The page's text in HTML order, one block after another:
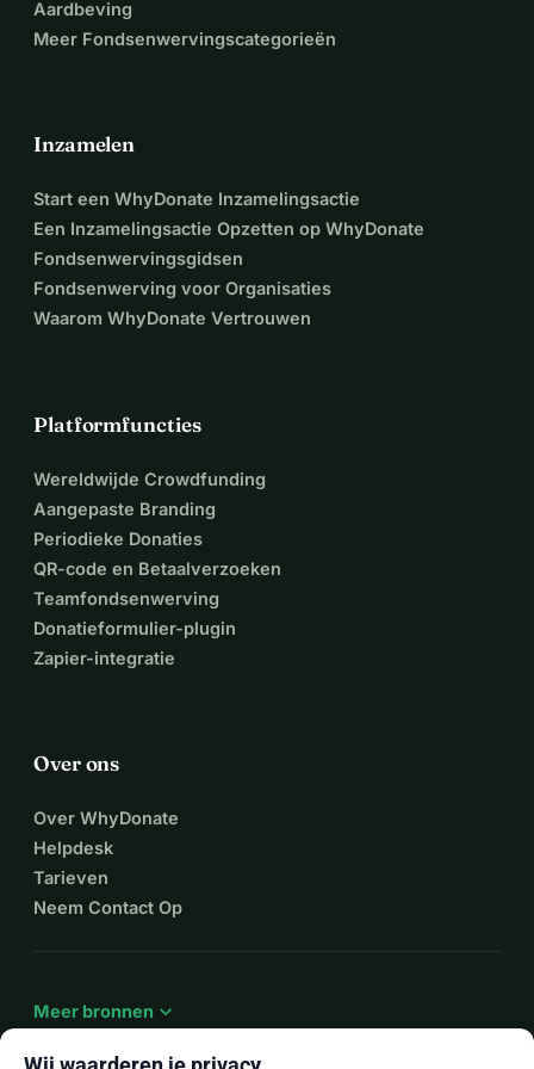
Aardbeving
Meer Fondsenwervingscategorieën
Inzamelen
Start een WhyDonate Inzamelingsactie
Een Inzamelingsactie Opzetten op WhyDonate
Fondsenwervingsgidsen
Fondsenwerving voor Organisaties
Waarom WhyDonate Vertrouwen
Platformfuncties
Wereldwijde Crowdfunding
Aangepaste Branding
Periodieke Donaties
QR-code en Betaalverzoeken
Teamfondsenwerving
Donatieformulier-plugin
Zapier-integratie
Over ons
Over WhyDonate
Helpdesk
Tarieven
Neem Contact Op
Meer bronnen expand_more